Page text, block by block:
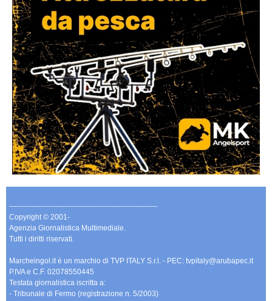
-------------------------------------------------------------
Copyright © 2001-
Agenzia Giornalistica Multimediale.
Tutti i diritti riservati.
Marcheingol.it è un marchio di TVP ITALY S.r.l. - PEC: tvpitaly@arubapec.it
P.IVA e C.F. 02078550445
Testata giornalistica iscritta a:
- Tribunale di Fermo (registrazione n. 5/2003)